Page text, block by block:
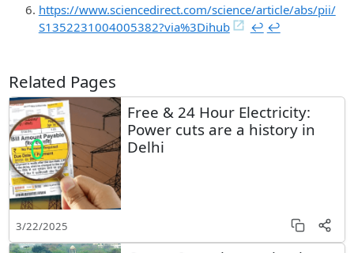
https://www.sciencedirect.com/science/article/abs/pii/
S1352231004005382?via%3Dihub
↩︎ ↩︎
Related Pages
Free & 24 Hour Electricity:
Power cuts are a history in
Delhi
3/22/2025